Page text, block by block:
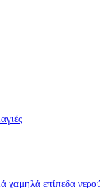
χαμηλά επίπεδα